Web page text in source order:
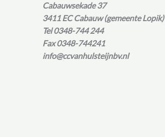
Cabauwsekade 37
3411 EC Cabauw (gemeente Lopik)
Tel 0348-744 244
Fax 0348-744241
info@ccvanhulsteijnbv.nl